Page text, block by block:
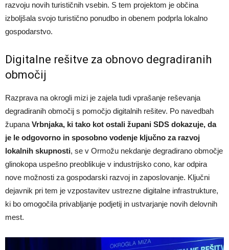
razvoju novih turističnih vsebin. S tem projektom je občina
izboljšala svojo turistično ponudbo in obenem podprla lokalno
gospodarstvo.
Digitalne rešitve za obnovo degradiranih
območij
Razprava na okrogli mizi je zajela tudi vprašanje reševanja
degradiranih območij s pomočjo digitalnih rešitev. Po navedbah
župana Vrbnjaka, ki tako kot ostali župani SDS dokazuje, da
je le odgovorno in sposobno vodenje ključno za razvoj
lokalnih skupnosti, se v Ormožu nekdanje degradirano območje
glinokopa uspešno preoblikuje v industrijsko cono, kar odpira
nove možnosti za gospodarski razvoj in zaposlovanje. Ključni
dejavnik pri tem je vzpostavitev ustrezne digitalne infrastrukture,
ki bo omogočila privabljanje podjetij in ustvarjanje novih delovnih
mest.